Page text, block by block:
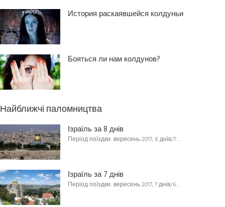
История раскаявшейся колдуньи
Бояться ли нам колдунов?
Найближчі паломництва
Ізраїль за 8 днів
Період поїздки: вересень 2017, 8 днів/7…
Ізраїль за 7 днів
Період поїздки: вересень 2017, 7 днів/6…